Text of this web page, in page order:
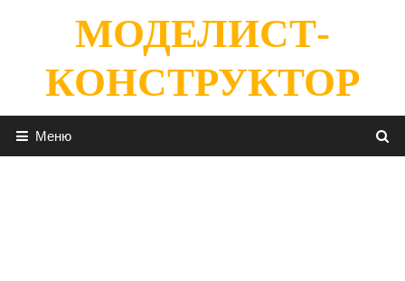
содержимомуМОДЕЛИСТ-
КОНСТРУКТОР
Меню